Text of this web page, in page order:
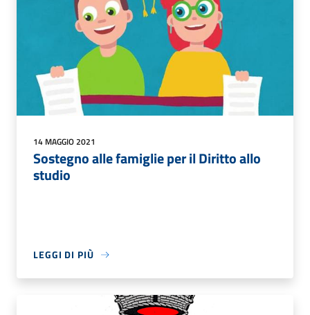
14 MAGGIO 2021
Sostegno alle famiglie per il Diritto allo
studio
LEGGI DI PIÙ